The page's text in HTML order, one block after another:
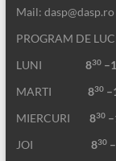
Mail: dasp@dasp.ro
PROGRAM DE
LUNI
830
MARTI 830
MIERCURI 830
JOI 830